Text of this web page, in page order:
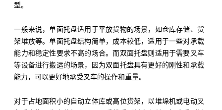
型。
一般来说，单面托盘适用于平放货物的场景，如仓库存储、货
架堆放等。单面托盘结构简单，成本较低，适用于一些对承载
能力和稳定性要求不高的场合。而双面托盘则适用于需要叉车
等设备进行搬运的场景，因为双面托盘具有更好的刚性和承载
能力，可以更好地承受叉车的操作和重量。
对于占地面积小的自动立体库或高位货架，以堆垛机或电动叉